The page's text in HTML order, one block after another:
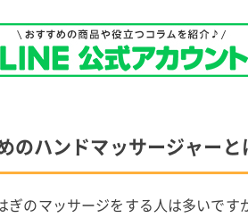
のハンドマッサージャーと
のマッサージをする人は多いです